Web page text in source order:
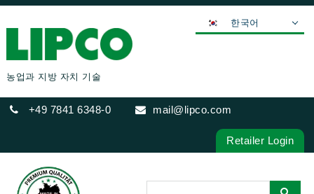
농업과 지방 자치 기술
+49 7841 6348-0 mail@lipco.com
POLSKI
ITALIANO
한국어
Retailer Login